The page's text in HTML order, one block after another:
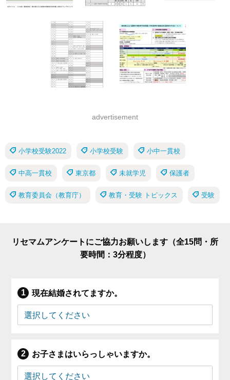
advertisement
小学校受験2022 小学校受験 小中一貫校
中高一貫校 東京都 未就学児 保護者
教育委員会（教育庁） 教育・受験 トピックス 受験
リセマムアンケートにご協力お願いします（全15問・所
要時間：3分程度）
現在結婚されてますか。
お子さまはいらっしゃいますか。